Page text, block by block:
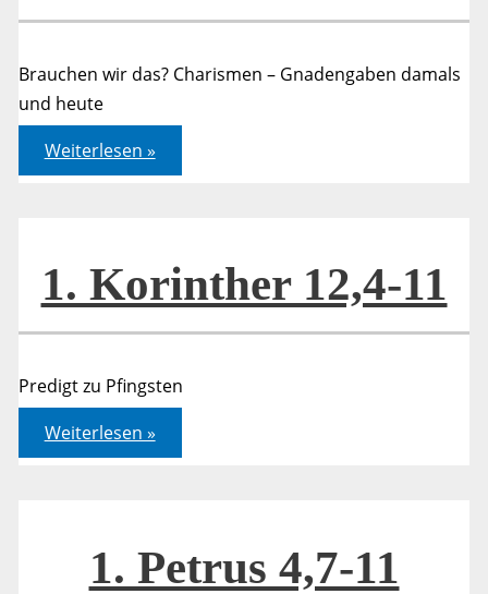
Brauchen wir das? Charismen – Gnadengaben damals
und heute
1.
Korinther
12,4-
Weiterlesen »
1. Korinther 12,4-11
Predigt zu Pfingsten
1.
Korinther
12,4-
Weiterlesen »
1. Petrus 4,7-11